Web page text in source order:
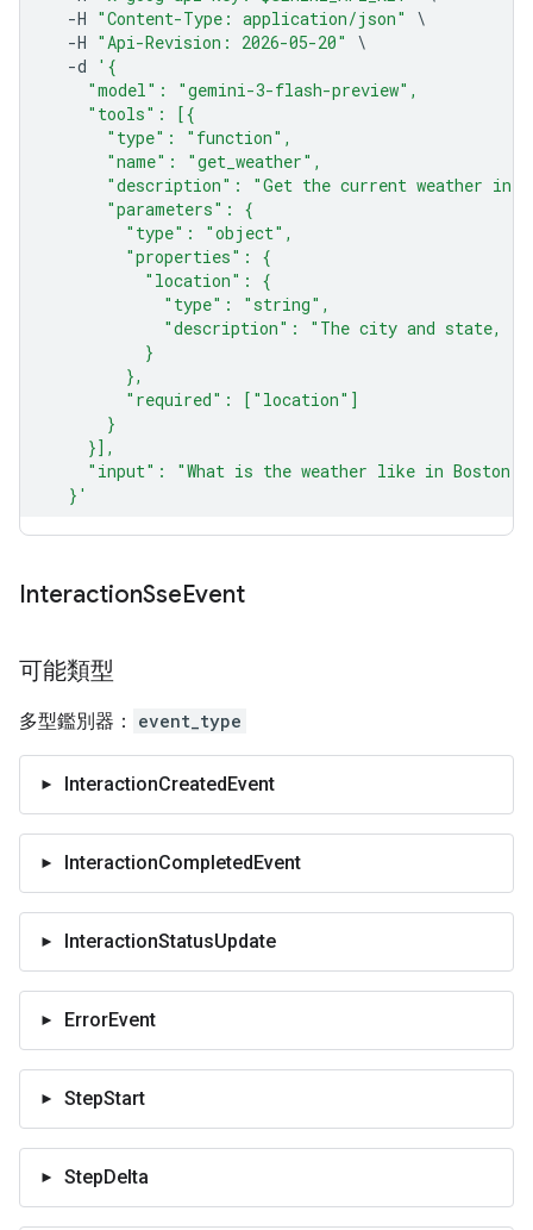
InteractionSseEvent
可能類型
多型鑑別器： event_type
InteractionCreatedEvent
InteractionCompletedEvent
InteractionStatusUpdate
ErrorEvent
StepStart
StepDelta